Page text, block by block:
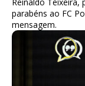
Reinaldo Teixeira,
parabéns ao FC
mensagem.